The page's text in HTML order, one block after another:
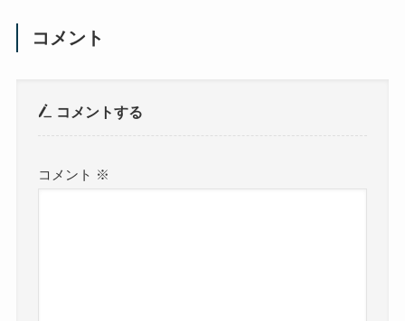
コメント
コメントする
コメント ※